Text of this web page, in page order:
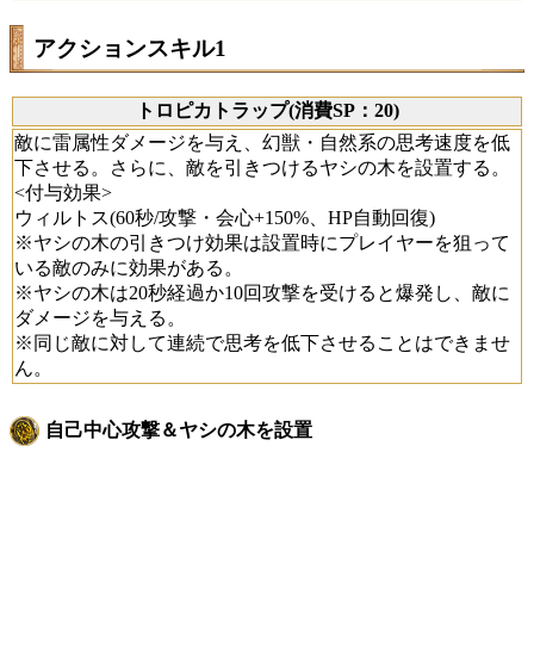
アクションスキル1
トロピカトラップ(消費SP：20)
敵に雷属性ダメージを与え、幻獣・自然系の思考速度を低
下させる。さらに、敵を引きつけるヤシの木を設置する。
<付与効果>
ウィルトス(60秒/攻撃・会心+150%、HP自動回復)
※ヤシの木の引きつけ効果は設置時にプレイヤーを狙って
いる敵のみに効果がある。
※ヤシの木は20秒経過か10回攻撃を受けると爆発し、敵に
ダメージを与える。
※同じ敵に対して連続で思考を低下させることはできませ
ん。
自己中心攻撃＆ヤシの木を設置